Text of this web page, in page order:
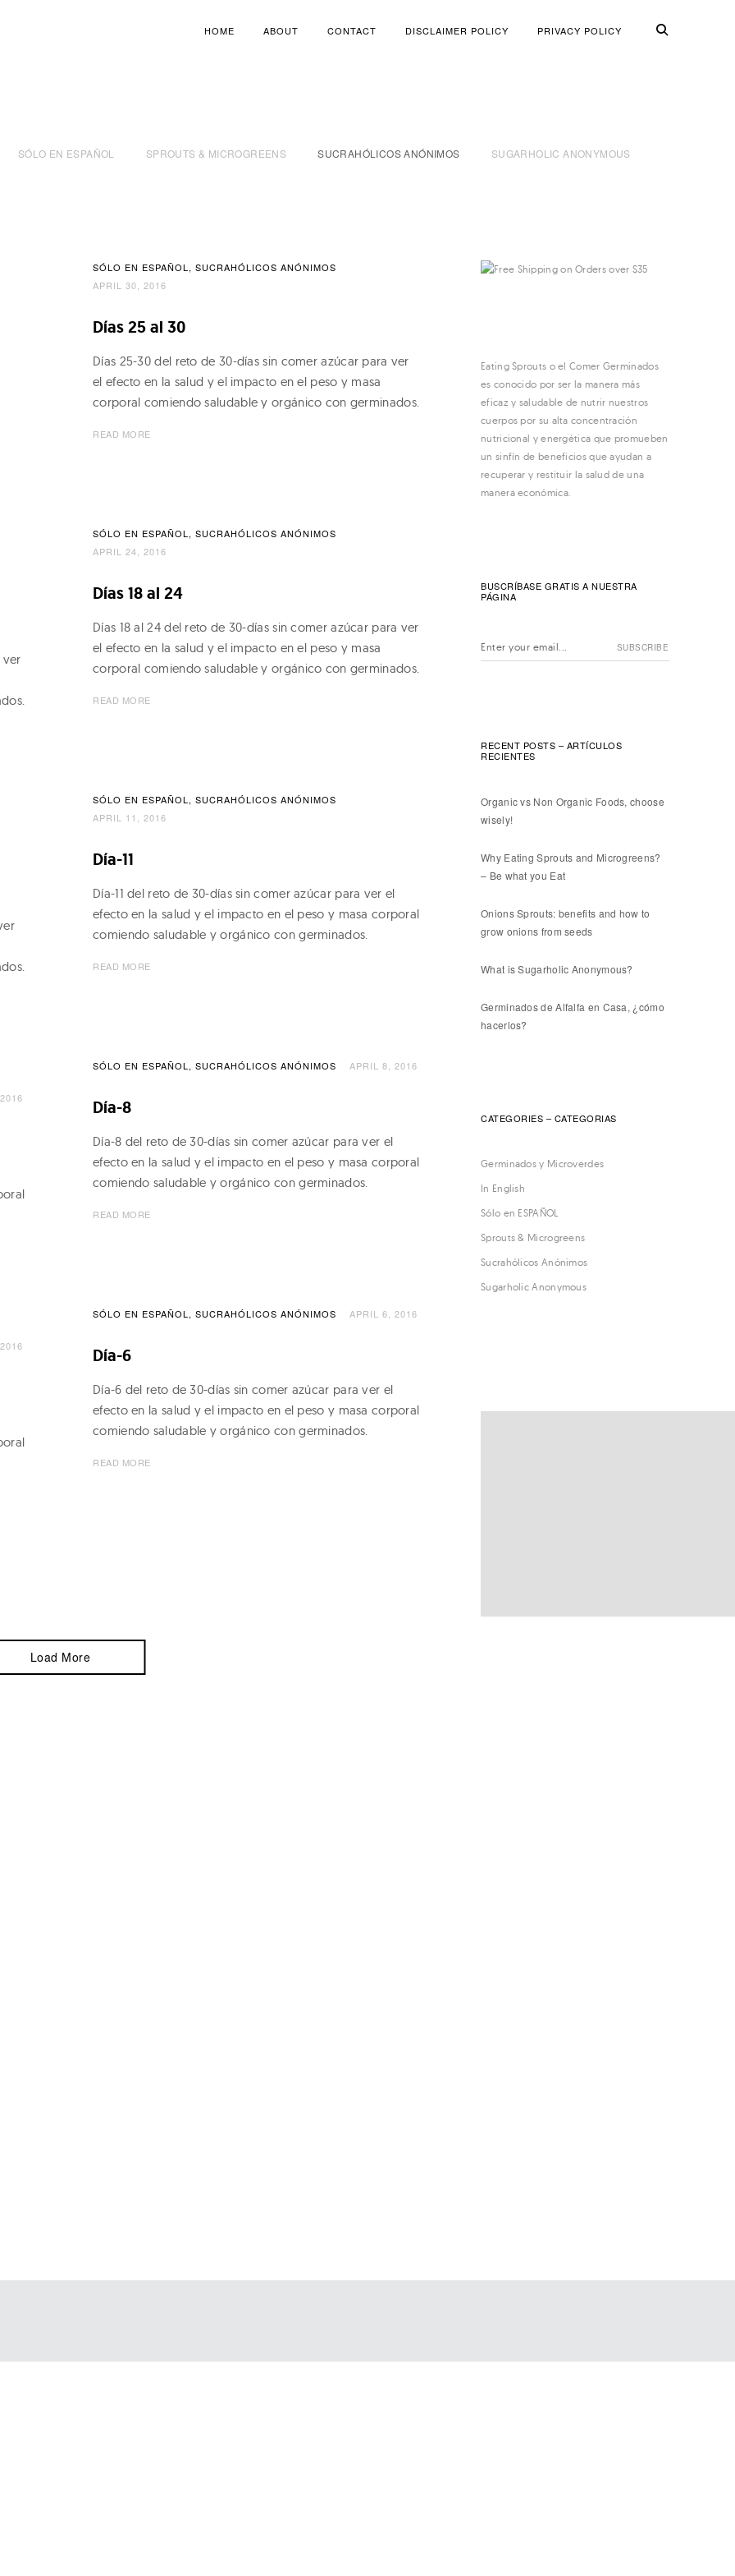
HOME ABOUT CONTACT DISCLAIMER POLICY PRIVACY POLICY
SÓLO EN ESPAÑOL SPROUTS & MICROGREENS SUCRAHÓLICOS ANÓNIMOS SUGARHOLIC ANONYMOUS
SÓLO EN ESPAÑOL
SUCRAHÓLICOS ANÓNIMOS
APRIL 30, 2016
Días 25 al 30
Días 25-30 del reto de 30-días sin comer azúcar para ver
el efecto en la salud y el impacto en el peso y masa
corporal comiendo saludable y orgánico con germinados.
READ MORE
SÓLO EN ESPAÑOL
SUCRAHÓLICOS ANÓNIMOS
APRIL 24, 2016
Días 18 al 24
Días 18 al 24 del reto de 30-días sin comer azúcar para ver
el efecto en la salud y el impacto en el peso y masa
corporal comiendo saludable y orgánico con germinados.
READ MORE
ver
SÓLO EN ESPAÑOL
SUCRAHÓLICOS ANÓNIMOS
APRIL 11, 2016
Día-11
Día-11 del reto de 30-días sin comer azúcar para ver el
efecto en la salud y el impacto en el peso y masa corporal
comiendo saludable y orgánico con germinados.
READ MORE
SÓLO EN ESPAÑOL SUCRAHÓLICOS ANÓNIMOS APRIL 8, 2016
Día-8
Día-8 del reto de 30-días sin comer azúcar para ver el
efecto en la salud y el impacto en el peso y masa corporal
comiendo saludable y orgánico con germinados.
READ MORE
SÓLO EN ESPAÑOL SUCRAHÓLICOS ANÓNIMOS APRIL 6, 2016
Día-6
Día-6 del reto de 30-días sin comer azúcar para ver el
efecto en la salud y el impacto en el peso y masa corporal
comiendo saludable y orgánico con germinados.
READ MORE
Load More
Eating Sprouts o el Comer Germinados
es conocido por ser la manera más
eficaz y saludable de nutrir nuestros
cuerpos por su alta concentración
nutricional y energética que promueben
un sinfín de beneficios que ayudan a
recuperar y restituir la salud de una
manera económica.
BUSCRÍBASE GRATIS A NUESTRA
PÁGINA
RECENT POSTS – ARTÍCULOS
RECIENTES
Organic vs Non Organic Foods, choose
wisely!
Why Eating Sprouts and Microgreens?
– Be what you Eat
Onions Sprouts: benefits and how to
grow onions from seeds
What is Sugarholic Anonymous?
Germinados de Alfalfa en Casa, ¿cómo
hacerlos?
CATEGORIES – CATEGORIAS
Germinados y Microverdes
In English
Sólo en ESPAÑOL
Sprouts & Microgreens
Sucrahólicos Anónimos
Sugarholic Anonymous